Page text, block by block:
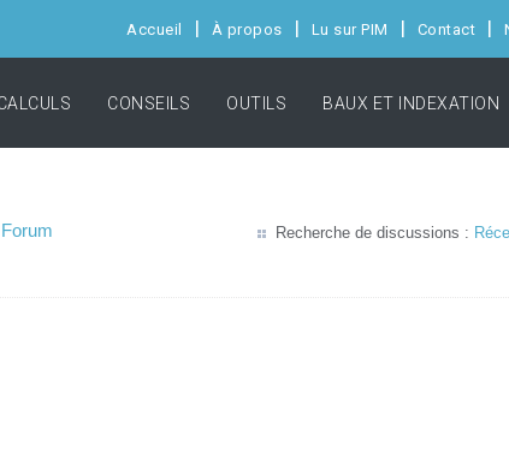
Accueil À propos Lu sur PIM Contact
CONSEILS OUTILS BAUX ET INDEXATION
Recherche de discussions :